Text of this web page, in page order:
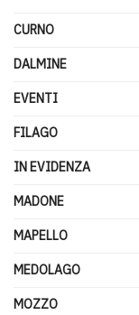
CURNO
DALMINE
EVENTI
FILAGO
IN EVIDENZA
MADONE
MAPELLO
MEDOLAGO
MOZZO